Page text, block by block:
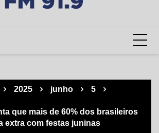
2025 junho
5
que mais de 60% dos brasileiros
extra com festas juninas